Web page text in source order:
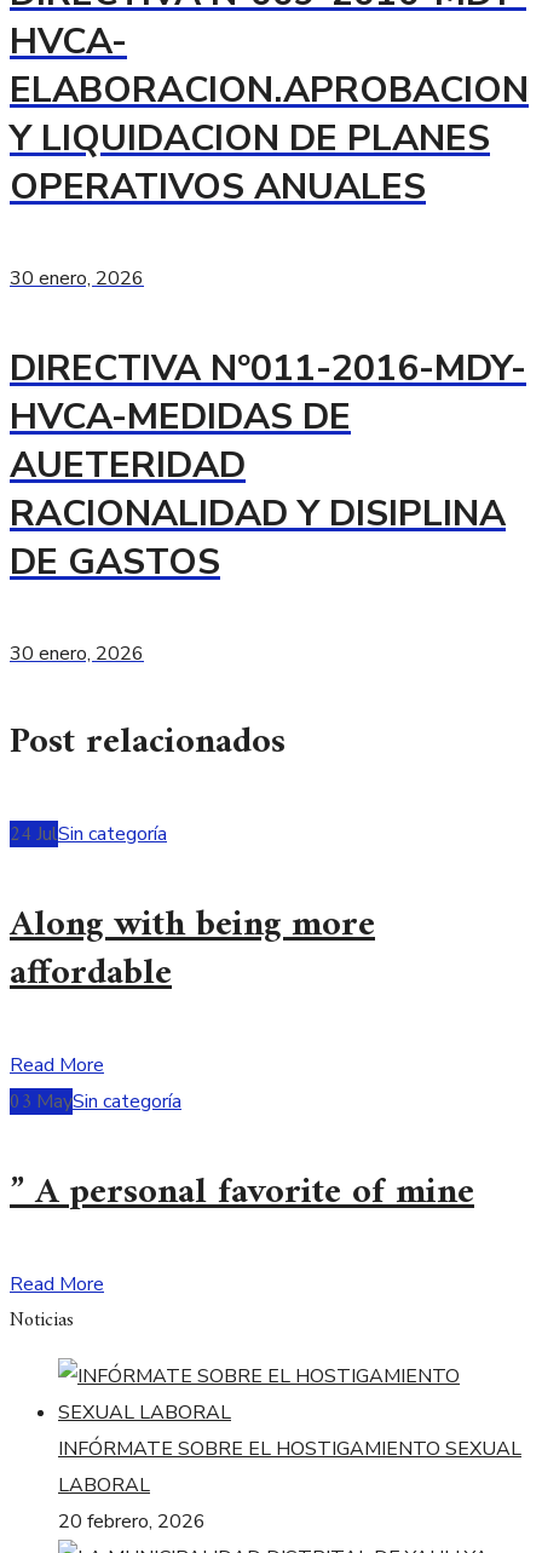
HVCA-
ELABORACION.APROBACION
Y LIQUIDACION DE PLANES
OPERATIVOS ANUALES
30 enero, 2026
DIRECTIVA Nº011-2016-MDY-
HVCA-MEDIDAS DE
AUETERIDAD
RACIONALIDAD Y DISIPLINA
DE GASTOS
30 enero, 2026
Post relacionados
24 JulSin categoría
Along with being more
affordable
Read More
03 MaySin categoría
” A personal favorite of mine
Read More
Noticias
INFÓRMATE SOBRE EL HOSTIGAMIENTO SEXUAL
LABORAL
20 febrero, 2026